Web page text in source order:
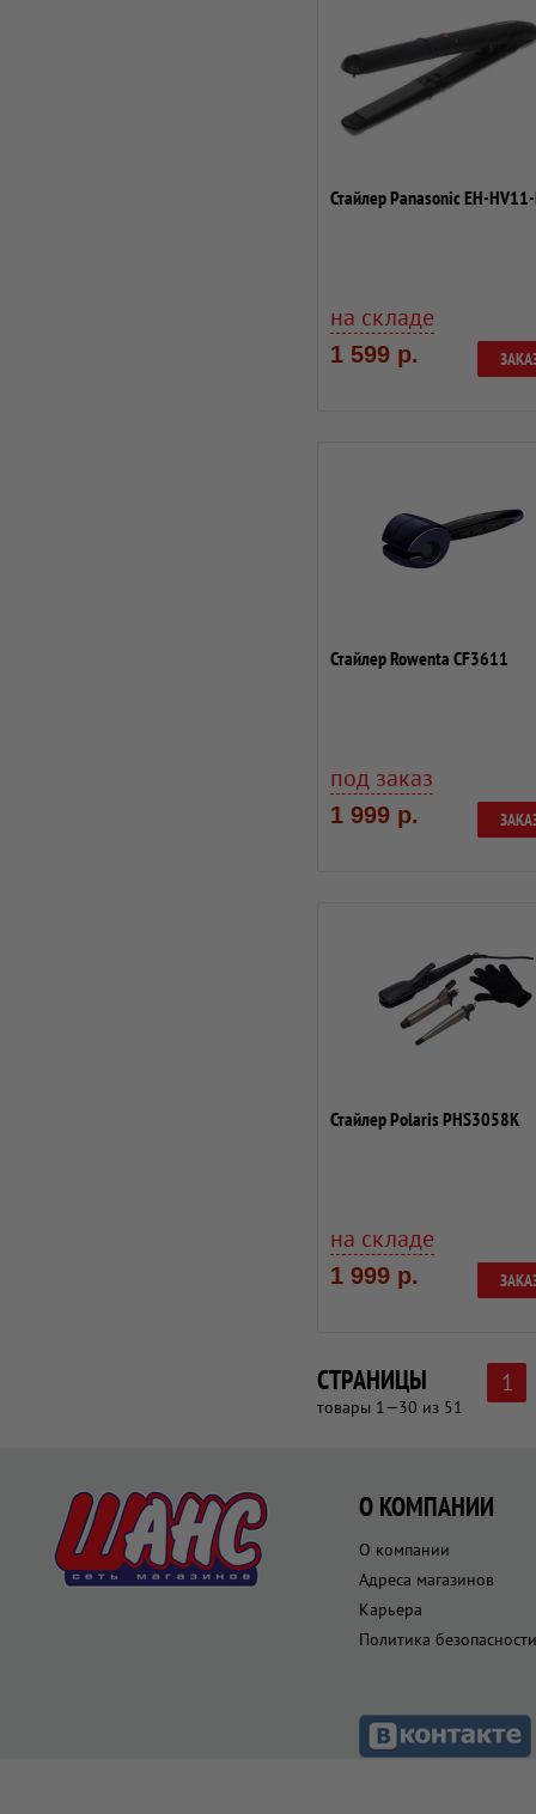
Стайлер Panasonic EH-
на складе
1 599 р.
Стайлер Rowenta CF3611
под заказ
1 999 р.
Стайлер Polaris PHS3058K
на складе
1 999 р.
СТРАНИЦЫ
товары 1—30 из 51
1
О КОМПАНИИ
О компании
Адреса магазинов
Карьера
Политика безопасности